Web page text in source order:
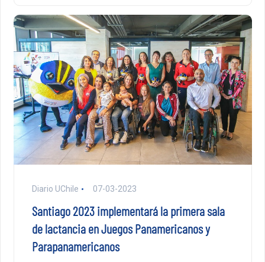
Diario UChile 07-03-2023
Santiago 2023 implementará la primera sala
de lactancia en Juegos Panamericanos y
Parapanamericanos